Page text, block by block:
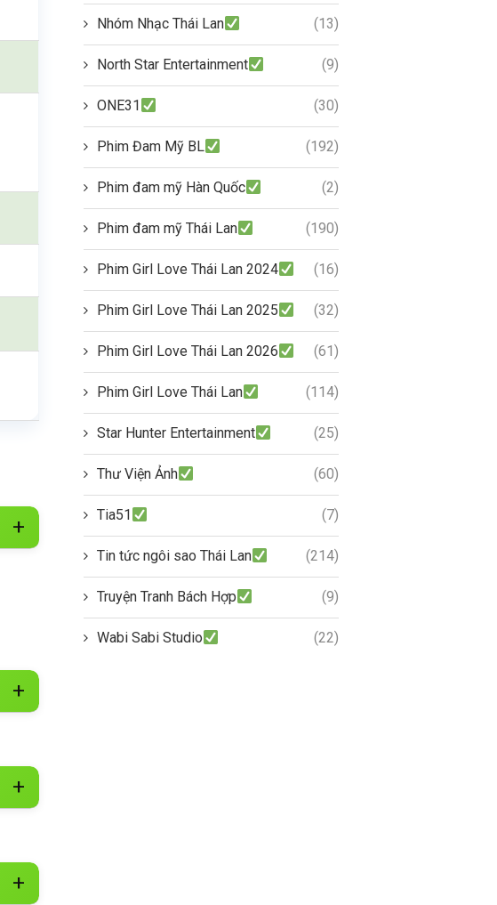
Nhóm Nhạc Thái Lan (13)
North Star Entertainment (9)
ONE31 (30)
Phim Đam Mỹ BL (192)
Phim đam mỹ Hàn Quốc (2)
Phim đam mỹ Thái Lan (190)
Phim Girl Love Thái Lan 2024 (16)
Phim Girl Love Thái Lan 2025 (32)
Phim Girl Love Thái Lan 2026 (61)
Phim Girl Love Thái Lan (114)
Star Hunter Entertainment (25)
Thư Viện Ảnh (60)
Tia51 (7)
Tin tức ngôi sao Thái Lan (214)
Truyện Tranh Bách Hợp (9)
Wabi Sabi Studio (22)